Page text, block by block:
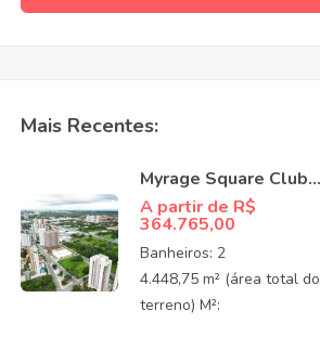
Mais Recentes:
Myrage Square Club
Guararapes –
Apartamentos de Alto
Padrão no Luciano
Cavalcante,
Fortaleza/CEO
A partir de R$
364.765,00
Banheiros: 2
4.448,75 m² (área total do
terreno) M²: